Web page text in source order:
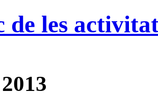
de les